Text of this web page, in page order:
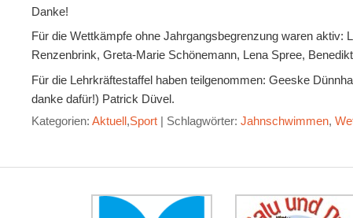
Danke!
Für die Wettkämpfe ohne Jahrgangsbegrenzung waren
Renzenbrink, Greta-Marie Schönemann, Lena Spree,
Für die Lehrkräftestaffel haben teilgenommen: Geeske
danke dafür!) Patrick Düvel.
Kategorien: Aktuell,Sport | Schlagwörter: Jahnschwimmen,